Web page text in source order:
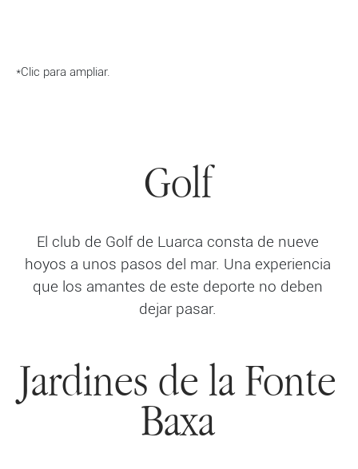
*Clic para ampliar.
Golf
El club de Golf de Luarca consta de nueve
hoyos a unos pasos del mar. Una experiencia
que los amantes de este deporte no deben
dejar pasar.
Jardines de la Fonte
Baxa